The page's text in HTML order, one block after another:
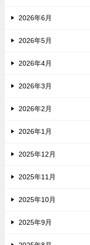
2026年6月
2026年5月
2026年4月
2026年3月
2026年2月
2026年1月
2025年12月
2025年11月
2025年10月
2025年9月